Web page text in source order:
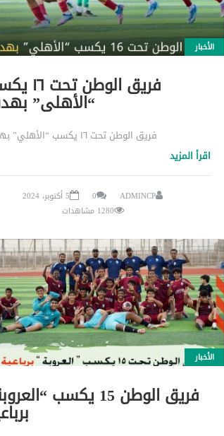
الأخبار
فريق الوطن
“الأهلي”
فريق الوطن تحت ١٦ يكسب “الأهلي” بهدف
اقرأ المزيد
ADMINCP
0
5 أكتوبر، 2024
1280 مشاهدات
الأخبار
فريق الوطن 15 يكسب